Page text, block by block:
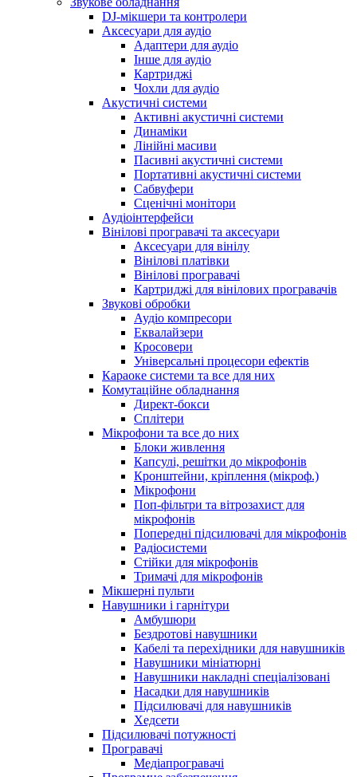
DJ-мікшери та контролери
Аксесуари для аудіо
Адаптери для аудіо
Інше для аудіо
Картриджі
Чохли для аудіо
Акустичні системи
Активні акустичні системи
Динаміки
Лінійні масиви
Пасивні акустичні системи
Портативні акустичні системи
Сабвуфери
Сценічні монітори
Аудіоінтерфейси
Вінілові програвачі та аксесуари
Аксесуари для вінілу
Вінілові платівки
Вінілові програвачі
Картриджі для вінілових програвачів
Звукові обробки
Аудіо компресори
Еквалайзери
Кросовери
Універсальні процесори ефектів
Караоке системи та все для них
Комутаційне обладнання
Директ-бокси
Сплітери
Мікрофони та все до них
Блоки живлення
Капсулі, решітки до мікрофонів
Кронштейни, кріплення (мікроф.)
Мікрофони
Поп-фільтри та вітрозахист для
мікрофонів
Попередні підсилювачі для мікрофонів
Радіосистеми
Стійки для мікрофонів
Тримачі для мікрофонів
Мікшерні пульти
Навушники і гарнітури
Амбушюри
Бездротові навушники
Кабелі та перехідники для навушників
Навушники мініатюрні
Навушники накладні спеціалізовані
Насадки для навушників
Підсилювачі для навушників
Хедсети
Підсилювачі потужності
Програвачі
Медіапрогравачі